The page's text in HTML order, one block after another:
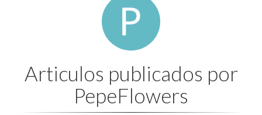
Articulos publicados por
PepeFlowers